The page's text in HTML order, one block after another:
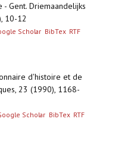
Gent. Driemaandelijks
10-12
Scholar BibTex RTF
d'histoire et de
23 (1990), 1168-
Scholar BibTex RTF